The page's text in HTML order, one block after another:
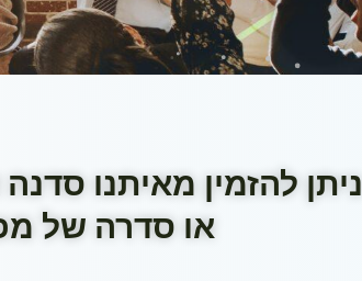
ניתן להזמין מאיתנו
או סדרה של